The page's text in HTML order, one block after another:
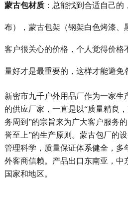
蒙古包材质：总能找到合适自己的
布），蒙古包架（钢架白色烤漆、
客户很关心的价格，个人觉得价格
量好才是最重要的，这样才能避免
新密市九千户外用品厂作为一家生
的供应厂家，一直是以“质量精良
务周到”的宗旨来为广大客户服务
誉至上”的生产原则。蒙古包厂的
管理科学，质量保证体系健全，多
外客商信赖。产品出口东南亚，中
国家和地区。